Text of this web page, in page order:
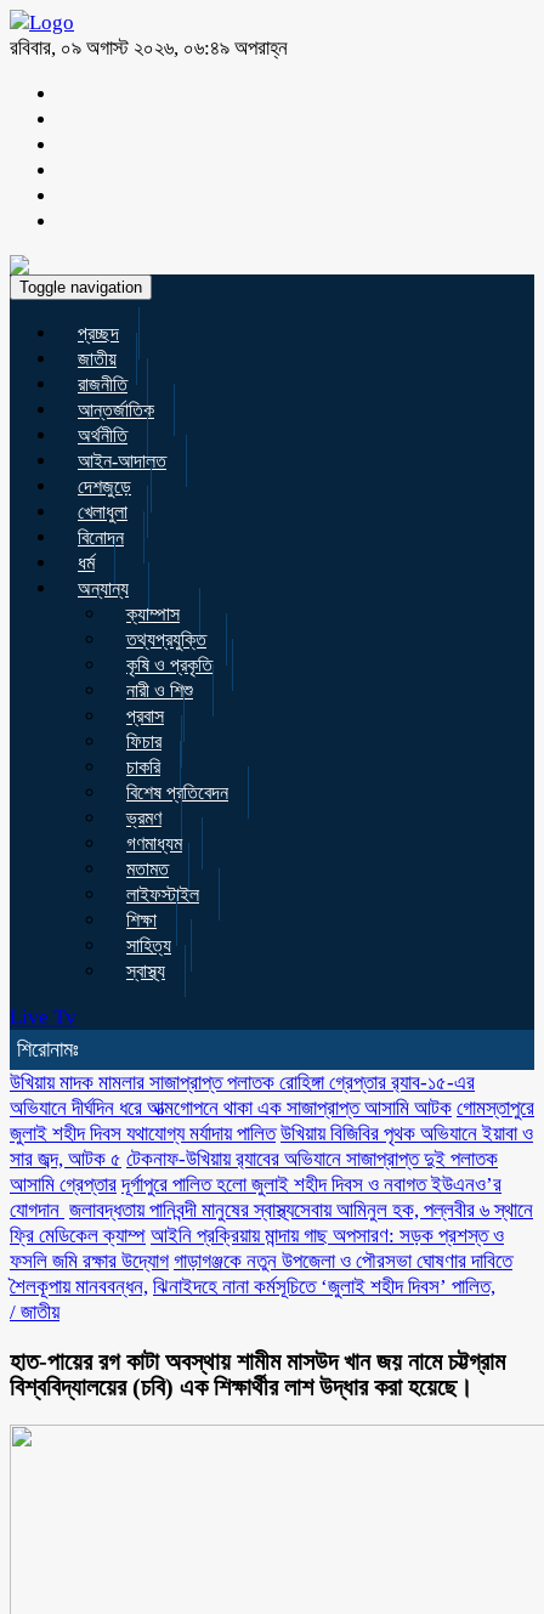
রবিবার, ০৯ অগাস্ট ২০২৬, ০৬:৪৯ অপরাহ্ন
Toggle navigation
প্রচ্ছদ
জাতীয়
রাজনীতি
আন্তর্জাতিক
অর্থনীতি
আইন-আদালত
দেশজুড়ে
খেলাধুলা
বিনোদন
ধর্ম
অন্যান্য
ক্যাম্পাস
তথ্যপ্রযুক্তি
কৃষি ও প্রকৃতি
নারী ও শিশু
প্রবাস
ফিচার
চাকরি
বিশেষ প্রতিবেদন
ভ্রমণ
গণমাধ্যম
মতামত
লাইফস্টাইল
শিক্ষা
সাহিত্য
স্বাস্থ্য
Live Tv
শিরোনামঃ
উখিয়ায় মাদক মামলার সাজাপ্রাপ্ত পলাতক রোহিঙ্গা গ্রেপ্তার র‌্যাব-১৫-এর
অভিযানে দীর্ঘদিন ধরে আত্মগোপনে থাকা এক সাজাপ্রাপ্ত আসামি আটক গোমস্তাপুরে
জুলাই শহীদ দিবস যথাযোগ্য মর্যাদায় পালিত উখিয়ায় বিজিবির পৃথক অভিযানে ইয়াবা ও
সার জব্দ, আটক ৫ টেকনাফ-উখিয়ায় র‌্যাবের অভিযানে সাজাপ্রাপ্ত দুই পলাতক
আসামি গ্রেপ্তার ‎দূর্গাপুরে পালিত হলো জুলাই শহীদ দিবস ও নবাগত ইউএনও’র
যোগদান ‎ জলাবদ্ধতায় পানিবন্দী মানুষের স্বাস্থ্যসেবায় আমিনুল হক, পল্লবীর ৬ স্থানে
ফ্রি মেডিকেল ক্যাম্প আইনি প্রক্রিয়ায় মান্দায় গাছ অপসারণ: সড়ক প্রশস্ত ও
ফসলি জমি রক্ষার উদ্যোগ গাড়াগঞ্জকে নতুন উপজেলা ও পৌরসভা ঘোষণার দাবিতে
শৈলকূপায় মানববন্ধন, ঝিনাইদহে নানা কর্মসূচিতে ‘জুলাই শহীদ দিবস’ পালিত,
/ জাতীয়
হাত-পায়ের রগ কাটা অবস্থায় শামীম মাসউদ খান জয় নামে চট্টগ্রাম
বিশ্ববিদ্যালয়ের (চবি) এক শিক্ষার্থীর লাশ উদ্ধার করা হয়েছে।